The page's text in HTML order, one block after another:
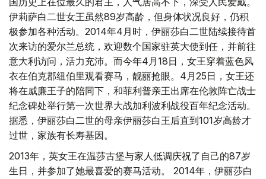
伊莉萨白二世女王虽然89岁高龄，但身体状况良好，仍积
极参加各种活动。2014年4月时，伊丽莎白二世陆续接待首
次来访的爱尔兰总统，欢迎数个国家驻英大使到任，并前往
意大利访问，活力充沛。而今年4月18日，女王穿着蓝色风
衣在伯克郡纽伯里观看赛马，靓丽抢眼。4月25日，女王还
将在威廉王子的陪同下，和菲利普亲王出席在伦敦阵亡战士
纪念碑处举行第一次世界大战加利波利战役百年纪念活动。
据悉，伊丽莎白二世的母亲伊丽莎白王后直到101岁高龄才
过世，家族有长寿基因。
2013年，英女王在温莎古堡与家人低调庆祝了自己的87岁
生日，并参加了她最喜爱的赛马活动。 2014年，伊丽莎白